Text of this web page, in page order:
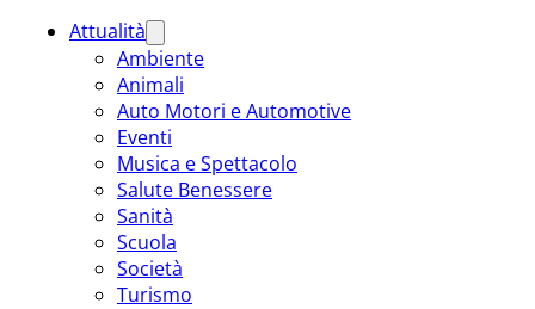
Attualità
Ambiente
Animali
Auto Motori e Automotive
Eventi
Musica e Spettacolo
Salute Benessere
Sanità
Scuola
Società
Turismo